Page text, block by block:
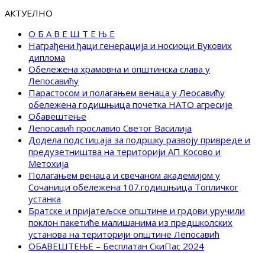
АКТУЕЛНО
О Б А В Е Ш Т Е Њ Е
Награђени ђаци генерација и носиоци Вукових
диплома
Обележена храмовна и општинска слава у
Лепосавићу
Парастосом и полагањем венаца у Леосавићу
обележена годишњица почетка НАТО агресије
Обавештење
Лепосавић прославио Светог Василија
Додела подстицаја за подршку развоју привреде и
предузетништва на територији АП Косово и
Метохија
Полагањем венаца и свечаном академијом у
Сочаници обележена 107.годишњица Топличког
устанка
Братске и пријатељске општине и грдови уручили
поклон пакетиће малишанима из предшколских
установа на територији општине Лепосавић
ОБАВЕШТЕЊЕ – Бесплатан СкиПас 2024